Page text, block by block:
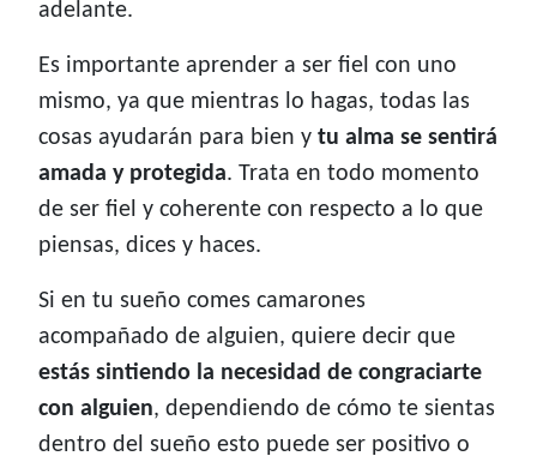
adelante.
Es importante aprender a ser fiel con uno
mismo, ya que mientras lo hagas, todas las
cosas ayudarán para bien y tu alma se sentirá
amada y protegida. Trata en todo momento
de ser fiel y coherente con respecto a lo que
piensas, dices y haces.
Si en tu sueño comes camarones
acompañado de alguien, quiere decir que
estás sintiendo la necesidad de congraciarte
con alguien, dependiendo de cómo te sientas
dentro del sueño esto puede ser positivo o